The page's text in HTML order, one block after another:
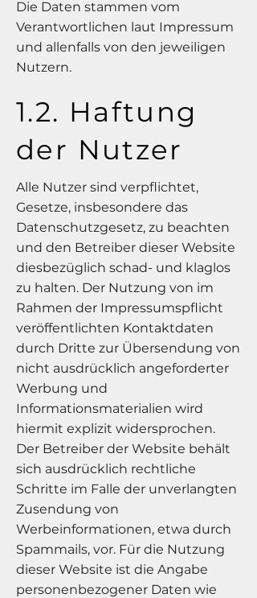
Die Daten stammen vom
Verantwortlichen laut Impressum
und allenfalls von den jeweiligen
Nutzern.
1.2. Haftung
der Nutzer
Alle Nutzer sind verpflichtet,
Gesetze, insbesondere das
Datenschutzgesetz, zu beachten
und den Betreiber dieser Website
diesbezüglich schad- und klaglos
zu halten. Der Nutzung von im
Rahmen der Impressumspflicht
veröffentlichten Kontaktdaten
durch Dritte zur Übersendung von
nicht ausdrücklich angeforderter
Werbung und
Informationsmaterialien wird
hiermit explizit widersprochen.
Der Betreiber der Website behält
sich ausdrücklich rechtliche
Schritte im Falle der unverlangten
Zusendung von
Werbeinformationen, etwa durch
Spammails, vor. Für die Nutzung
dieser Website ist die Angabe
personenbezogener Daten wie